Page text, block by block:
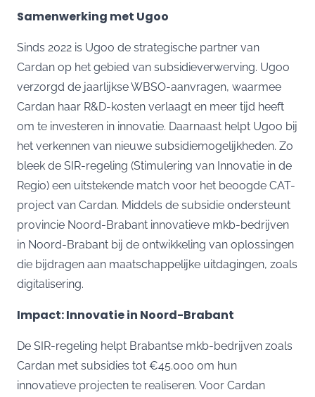
Samenwerking met Ugoo
Sinds 2022 is Ugoo de strategische partner van
Cardan op het gebied van subsidieverwerving. Ugoo
verzorgd de jaarlijkse WBSO-aanvragen, waarmee
Cardan haar R&D-kosten verlaagt en meer tijd heeft
om te investeren in innovatie. Daarnaast helpt Ugoo bij
het verkennen van nieuwe subsidiemogelijkheden. Zo
bleek de SIR-regeling (Stimulering van Innovatie in de
Regio) een uitstekende match voor het beoogde CAT-
project van Cardan. Middels de subsidie ondersteunt
provincie Noord-Brabant innovatieve mkb-bedrijven
in Noord-Brabant bij de ontwikkeling van oplossingen
die bijdragen aan maatschappelijke uitdagingen, zoals
digitalisering.
Impact: Innovatie in Noord-Brabant
De SIR-regeling helpt Brabantse mkb-bedrijven zoals
Cardan met subsidies tot €45.000 om hun
innovatieve projecten te realiseren. Voor Cardan